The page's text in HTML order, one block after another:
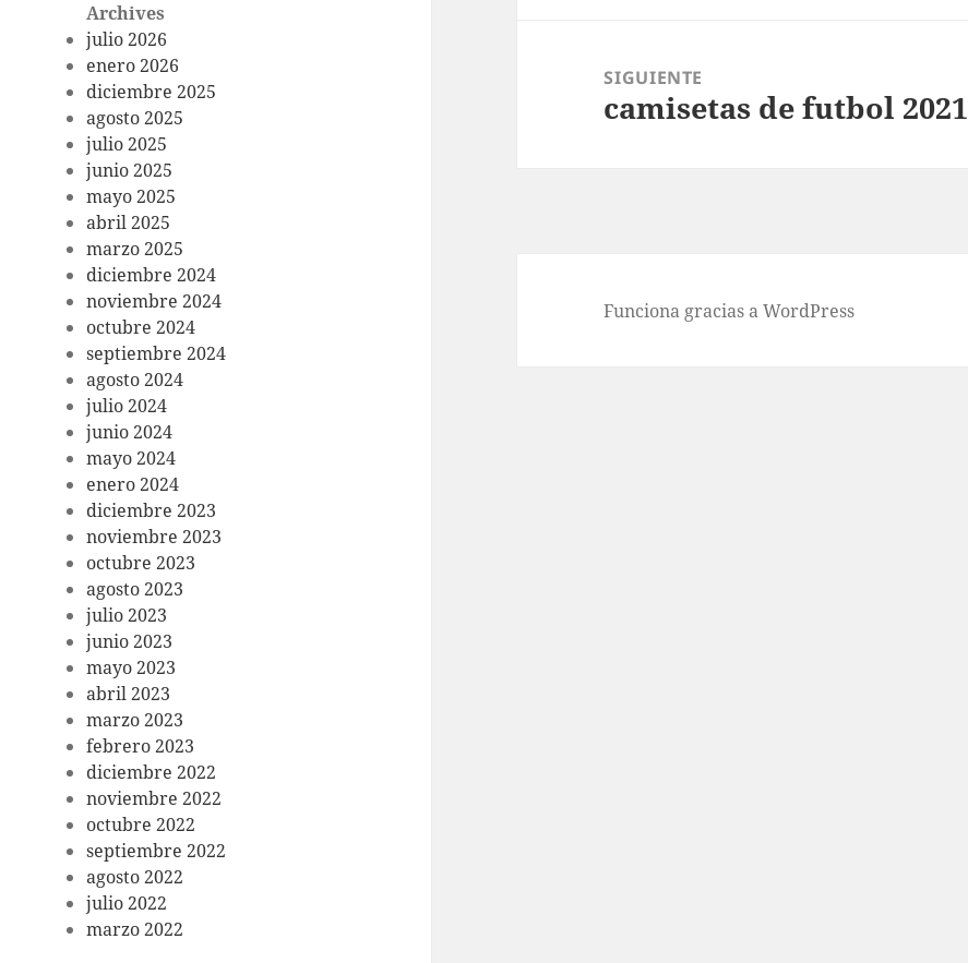
Archives
julio 2026
enero 2026
diciembre 2025
agosto 2025
julio 2025
junio 2025
mayo 2025
abril 2025
marzo 2025
diciembre 2024
noviembre 2024
octubre 2024
septiembre 2024
agosto 2024
julio 2024
junio 2024
mayo 2024
enero 2024
diciembre 2023
noviembre 2023
octubre 2023
agosto 2023
julio 2023
junio 2023
mayo 2023
abril 2023
marzo 2023
febrero 2023
diciembre 2022
noviembre 2022
octubre 2022
septiembre 2022
agosto 2022
julio 2022
marzo 2022
SIGUIENTE
Entrada
camisetas de futbol 2021
Funciona gracias a WordPress